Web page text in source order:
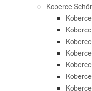
Koberce